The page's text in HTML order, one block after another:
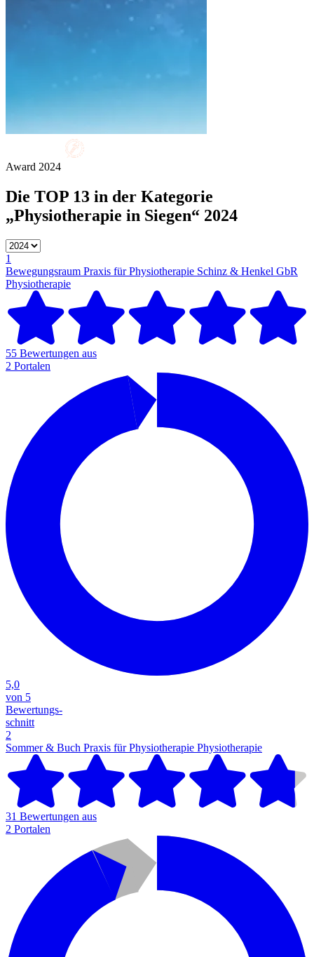
Award 2024
Die TOP 13 in der Kategorie
„Physiotherapie in Siegen“ 2024
1
Bewegungsraum Praxis für Physiotherapie Schinz & Henkel GbR
Physiotherapie
55 Bewertungen aus
2 Portalen
5,0
von 5
Bewertungs-
schnitt
2
Sommer & Buch Praxis für Physiotherapie Physiotherapie
31 Bewertungen aus
2 Portalen